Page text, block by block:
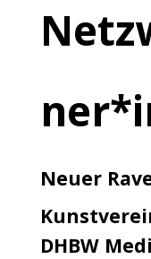
Neuer
DHBW